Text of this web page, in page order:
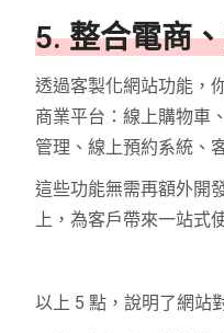
5. 整合電商
透過客製化網站功能，
商業平台：線上購物車
管理、線上預約系統、
這些功能無需再額外開
上，為客戶帶來一站式
以上 5 點，說明了網站